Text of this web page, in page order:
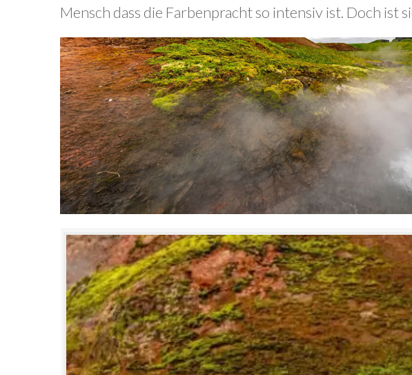
Mensch dass die Farbenpracht so intensiv ist. Doch ist